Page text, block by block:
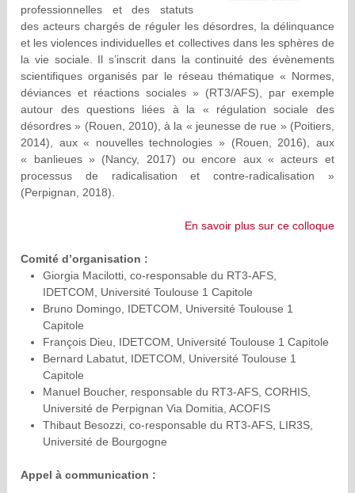
professionnelles et des statuts
des acteurs chargés de réguler les désordres, la délinquance
et les violences individuelles et collectives dans les sphères de
la vie sociale. Il s’inscrit dans la continuité des évènements
scientifiques organisés par le réseau thématique « Normes,
déviances et réactions sociales » (RT3/AFS), par exemple
autour des questions liées à la « régulation sociale des
désordres » (Rouen, 2010), à la « jeunesse de rue » (Poitiers,
2014), aux « nouvelles technologies » (Rouen, 2016), aux
« banlieues » (Nancy, 2017) ou encore aux « acteurs et
processus de radicalisation et contre-radicalisation »
(Perpignan, 2018).
En savoir plus sur ce colloque
Comité d’organisation :
Giorgia Macilotti, co-responsable du RT3-AFS,
IDETCOM, Université Toulouse 1 Capitole
Bruno Domingo, IDETCOM, Université Toulouse 1
Capitole
François Dieu, IDETCOM, Université Toulouse 1 Capitole
Bernard Labatut, IDETCOM, Université Toulouse 1
Capitole
Manuel Boucher, responsable du RT3-AFS, CORHIS,
Université de Perpignan Via Domitia, ACOFIS
Thibaut Besozzi, co-responsable du RT3-AFS, LIR3S,
Université de Bourgogne
Appel à communication :